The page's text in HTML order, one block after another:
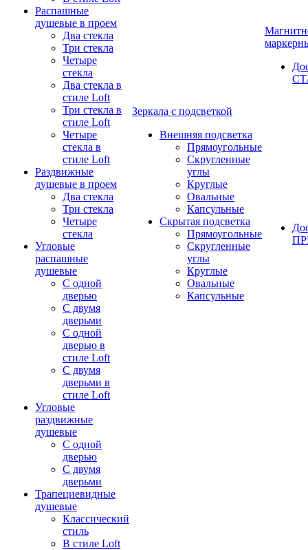
Распашные
душевые в проем
Два стекла
Три стекла
Четыре
стекла
Два стекла в
стиле Loft
Три стекла в
стиле Loft
Четыре
стекла в
стиле Loft
Раздвижные
душевые в проем
Два стекла
Три стекла
Четыре
стекла
Угловые
распашные
душевые
С одной
дверью
С двумя
дверьми
С одной
дверью в
стиле Loft
С двумя
дверьми в
стиле Loft
Угловые
раздвижные
душевые
С одной
дверью
С двумя
дверьми
Трапециевидные
душевые
Классический
стиль
В стиле Loft
Зеркала с подсветкой
Внешняя подсветка
Прямоугольные
Скругленные
углы
Круглые
Овальные
Капсульные
Скрытая подсветка
Прямоугольные
Скругленные
углы
Круглые
Овальные
Капсульные